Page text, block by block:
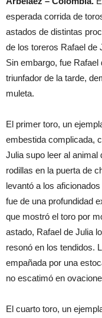
esperada corrida de
astados de distintas
de los toreros Rafael de
Sin embargo, fue
triunfador de la tarde,
muleta.
El primer toro, un
embestida complicada,
Julia supo leer al animal
rodillas en la puerta de
levantó a los
fue de una profundidad
que mostró el toro por
astado, Rafael de Julia
resonó en los tendidos.
empañada por una
no escatimó en
El cuarto toro, un